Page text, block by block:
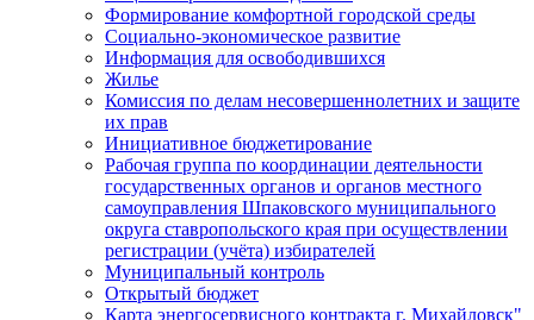
Формирование комфортной городской среды
Социально-экономическое развитие
Информация для освободившихся
Жилье
Комиссия по делам несовершеннолетних и защите
их прав
Инициативное бюджетирование
Рабочая группа по координации деятельности
государственных органов и органов местного
самоуправления Шпаковского муниципального
округа ставропольского края при осуществлении
регистрации (учёта) избирателей
Муниципальный контроль
Открытый бюджет
Карта энергосервисного контракта г. Михайловск"